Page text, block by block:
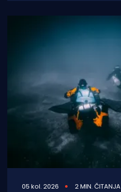
05 kol. 2026 2 MIN. ČITANJA